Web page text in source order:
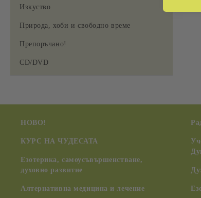
Изкуство
Природа, хоби и свободно време
Препоръчано!
CD/DVD
НОВО!
КУРС НА ЧУДЕСАТА
Езотерика, самоусъвършенстване,
духовно развитие
Алтернативна медицина и лечение